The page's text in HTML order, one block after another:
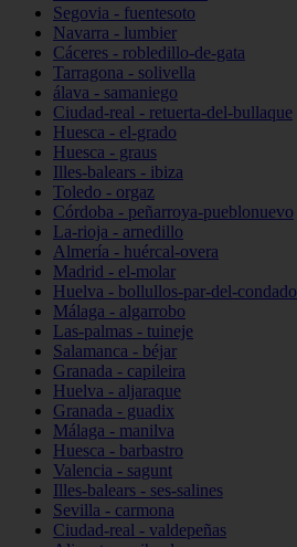
Segovia - fuentesoto
Navarra - lumbier
Cáceres - robledillo-de-gata
Tarragona - solivella
álava - samaniego
Ciudad-real - retuerta-del-bullaque
Huesca - el-grado
Huesca - graus
Illes-balears - ibiza
Toledo - orgaz
Córdoba - peñarroya-pueblonuevo
La-rioja - arnedillo
Almería - huércal-overa
Madrid - el-molar
Huelva - bollullos-par-del-condado
Málaga - algarrobo
Las-palmas - tuineje
Salamanca - béjar
Granada - capileira
Huelva - aljaraque
Granada - guadix
Málaga - manilva
Huesca - barbastro
Valencia - sagunt
Illes-balears - ses-salines
Sevilla - carmona
Ciudad-real - valdepeñas